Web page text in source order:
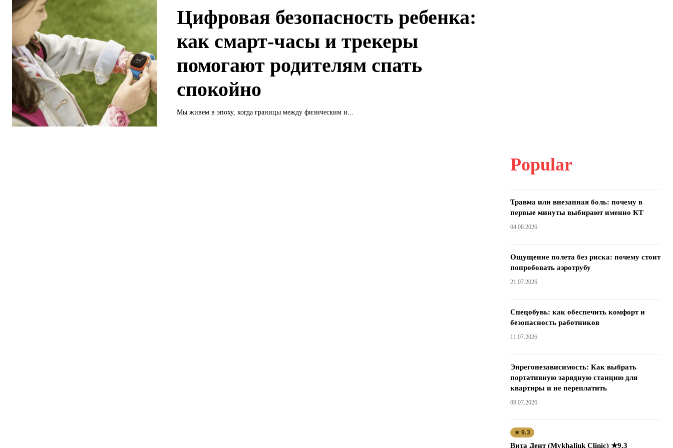
Цифровая безопасность ребенка:
как смарт-часы и трекеры
помогают родителям спать
спокойно
Мы живем в эпоху, когда границы между физическим и...
Popular
Травма или внезапная боль: почему в
первые минуты выбирают именно КТ
04.08.2026
Ощущение полета без риска: почему стоит
попробовать аэротрубу
21.07.2026
Спецобувь: как обеспечить комфорт и
безопасность работников
11.07.2026
Энрегонезависимость: Как выбрать
портативную зарядную станцию для
квартиры и не переплатить
09.07.2026
★ 9.3
Вита Дент (Mykhaliuk Clinic) ★9.3